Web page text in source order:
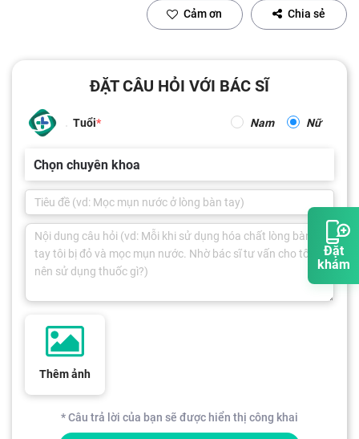
Đặt
khám
Cảm ơn Chia sẻ
ĐẶT CÂU HỎI VỚI BÁC SĨ
Tuổi Nam Nữ
Chọn chuyên khoa
Thêm ảnh
* Câu trả lời của bạn sẽ được hiển thị công khai